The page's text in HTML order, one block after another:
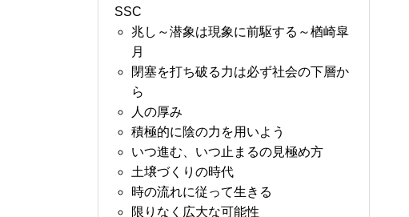
SSC
兆し～潜象は現象に前駆する～楢崎皐
月
閉塞を打ち破る力は必ず社会の下層か
ら
人の厚み
積極的に陰の力を用いよう
いつ進む、いつ止まるの見極め方
土壌づくりの時代
時の流れに従って生きる
限りなく広大な可能性